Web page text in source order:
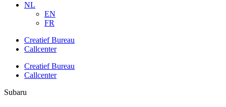
NL
EN
FR
Creatief Bureau
Callcenter
Creatief Bureau
Callcenter
Subaru